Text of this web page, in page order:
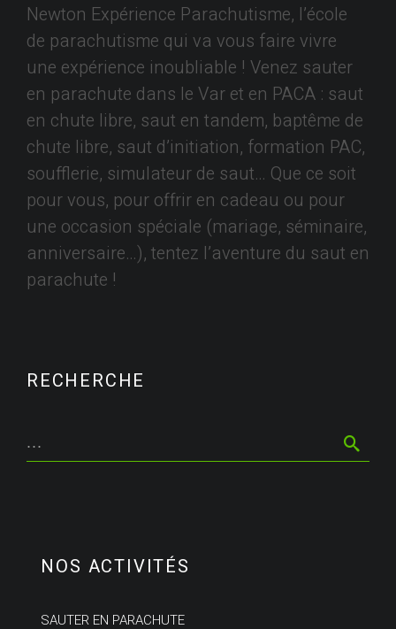
Newton Expérience Parachutisme, l’école
de parachutisme qui va vous faire vivre
une expérience inoubliable ! Venez sauter
en parachute dans le Var et en PACA : saut
en chute libre, saut en tandem, baptême de
chute libre, saut d’initiation, formation PAC,
soufflerie, simulateur de saut… Que ce soit
pour vous, pour offrir en cadeau ou pour
une occasion spéciale (mariage, séminaire,
anniversaire…), tentez l’aventure du saut en
parachute !
RECHERCHE
NOS ACTIVITÉS
SAUTER EN PARACHUTE